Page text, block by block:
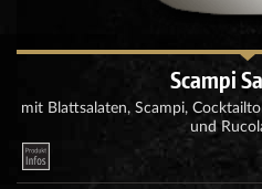
Scampi
mit Blattsalaten, Scampi,
und